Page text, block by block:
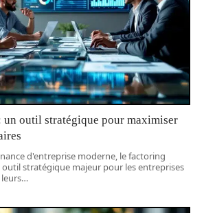
un outil stratégique pour maximiser
d'entreprise moderne, le factoring
stratégique majeur pour les entreprises
…